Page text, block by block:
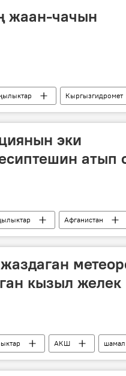
жаан-чачын
Кыргызгидромет
эки
атып
Афганистан
кызыл желек
АКШ шамал